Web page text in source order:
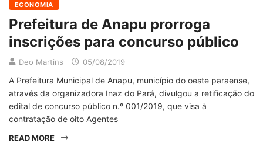
ECONOMIA
Prefeitura de Anapu prorroga
inscrições para concurso público
Deo Martins 05/08/2019
A Prefeitura Municipal de Anapu, município do oeste paraense,
através da organizadora Inaz do Pará, divulgou a retificação do
edital de concurso público n.º 001/2019, que visa à
contratação de oito Agentes
READ MORE